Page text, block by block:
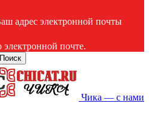
адрес электронной почты
почте.
Чика — с нами